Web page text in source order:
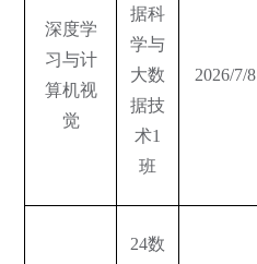
深度学
习与计
算机视
觉
据科
学与
大数
据技
术1
班
2026/7/8
24数